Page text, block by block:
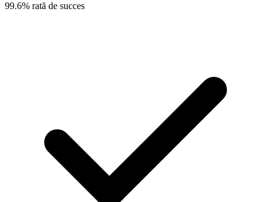
99.6% rată de succes